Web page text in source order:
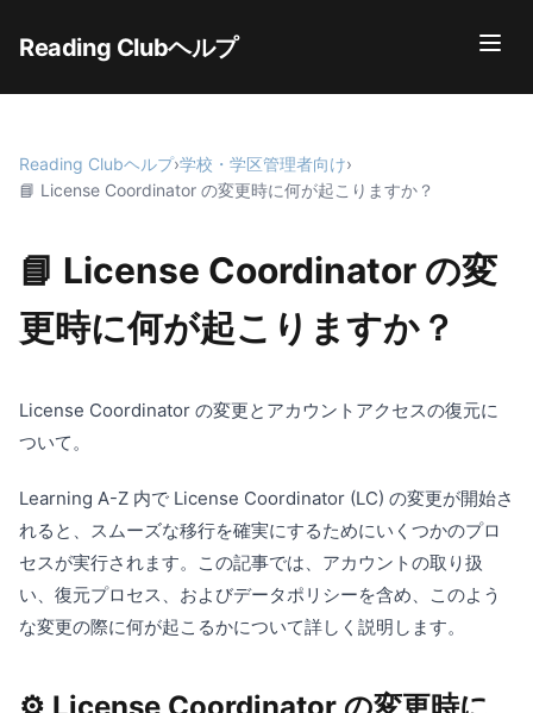
Reading Clubヘルプ
Reading Clubヘルプ›学校・学区管理者向け›
📘 License Coordinator の変更時に何が起こりますか？
📘 License Coordinator の変
更時に何が起こりますか？
License Coordinator の変更とアカウントアクセスの復元に
ついて。
Learning A-Z 内で License Coordinator (LC) の変更が開始さ
れると、スムーズな移行を確実にするためにいくつかのプロ
セスが実行されます。この記事では、アカウントの取り扱
い、復元プロセス、およびデータポリシーを含め、このよう
な変更の際に何が起こるかについて詳しく説明します。